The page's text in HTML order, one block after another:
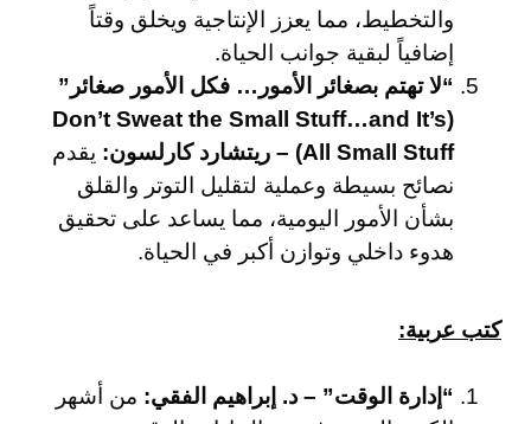
والتخطيط، مما يعزز الإنتاجية ويخلق وقتاً
إضافياً لبقية جوانب الحياة.
“لا تهتم بصغائر الأمور… فكل الأمور صغائر”
(Don’t Sweat the Small Stuff…and It’s
All Small Stuff) – ريتشارد كارلسون:
يقدم
نصائح بسيطة وعملية لتقليل التوتر والقلق
بشأن الأمور اليومية، مما يساعد على تحقيق
هدوء داخلي وتوازن أكبر في الحياة.
كتب عربية:
“إدارة الوقت” – د. إبراهيم الفقي: من أشهر